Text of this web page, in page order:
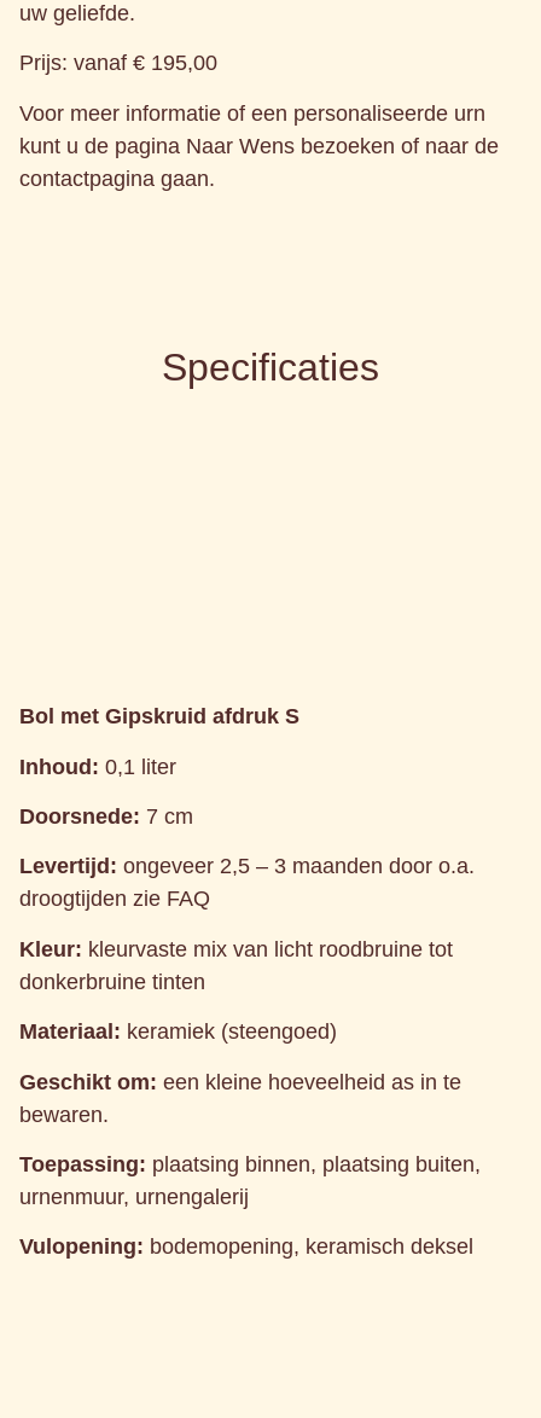
uw geliefde.
Prijs: vanaf € 195,00
Voor meer informatie of een personaliseerde urn
kunt u de pagina Naar Wens bezoeken of naar de
contactpagina gaan.
Specificaties
Bol met Gipskruid afdruk S
Inhoud: 0,1 liter
Doorsnede: 7 cm
Levertijd: ongeveer 2,5 – 3 maanden door o.a.
droogtijden zie FAQ
Kleur: kleurvaste mix van licht roodbruine tot
donkerbruine tinten
Materiaal: keramiek (steengoed)
Geschikt om: een kleine hoeveelheid as in te
bewaren.
Toepassing: plaatsing binnen, plaatsing buiten,
urnenmuur, urnengalerij
Vulopening: bodemopening, keramisch deksel